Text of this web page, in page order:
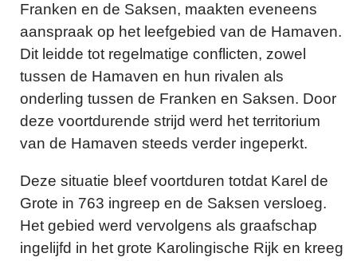
Franken en de Saksen, maakten eveneens
aanspraak op het leefgebied van de Hamaven.
Dit leidde tot regelmatige conflicten, zowel
tussen de Hamaven en hun rivalen als
onderling tussen de Franken en Saksen. Door
deze voortdurende strijd werd het territorium
van de Hamaven steeds verder ingeperkt.
Deze situatie bleef voortduren totdat Karel de
Grote in 763 ingreep en de Saksen versloeg.
Het gebied werd vervolgens als graafschap
ingelijfd in het grote Karolingische Rijk en kreeg